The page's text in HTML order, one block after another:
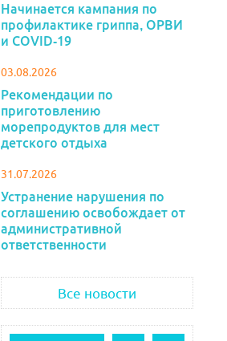
Начинается кампания по
профилактике гриппа, ОРВИ
и COVID-19
03.08.2026
Рекомендации по
приготовлению
морепродуктов для мест
детского отдыха
31.07.2026
Устранение нарушения по
соглашению освобождает от
административной
ответственности
Все новости